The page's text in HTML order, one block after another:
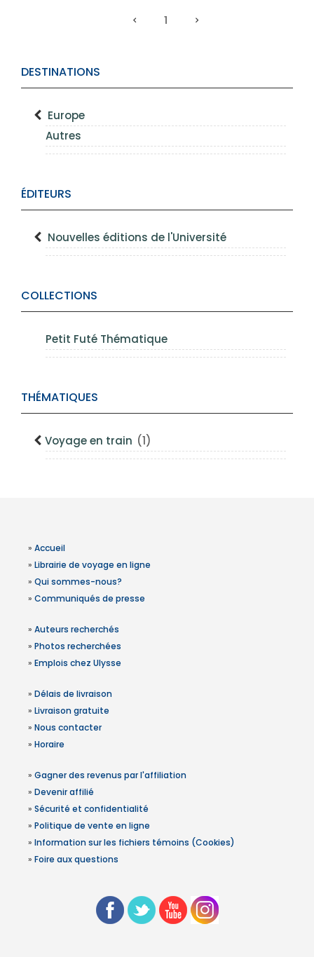
DESTINATIONS
Europe
Autres
ÉDITEURS
Nouvelles éditions de l'Université
COLLECTIONS
Petit Futé Thématique
THÉMATIQUES
Voyage en train (1)
1
» Accueil
» Librairie de voyage en ligne
» Qui sommes-nous?
» Communiqués de presse
» Auteurs recherchés
» Photos recherchées
» Emplois chez Ulysse
» Délais de livraison
» Livraison gratuite
» Nous contacter
» Horaire
» Gagner des revenus par l'affiliation
» Devenir affilié
» Sécurité et confidentialité
» Politique de vente en ligne
» Information sur les fichiers témoins (Cookies)
» Foire aux questions